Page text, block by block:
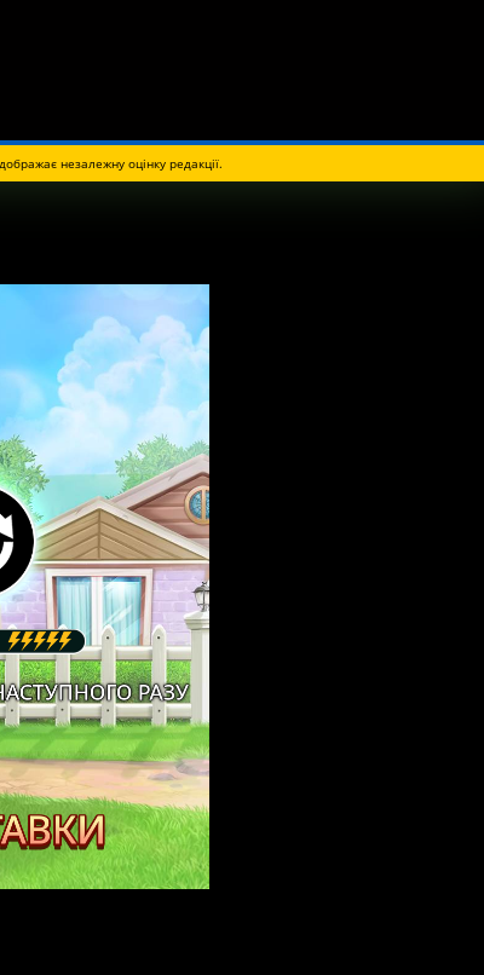
незалежну оцінку редакції.